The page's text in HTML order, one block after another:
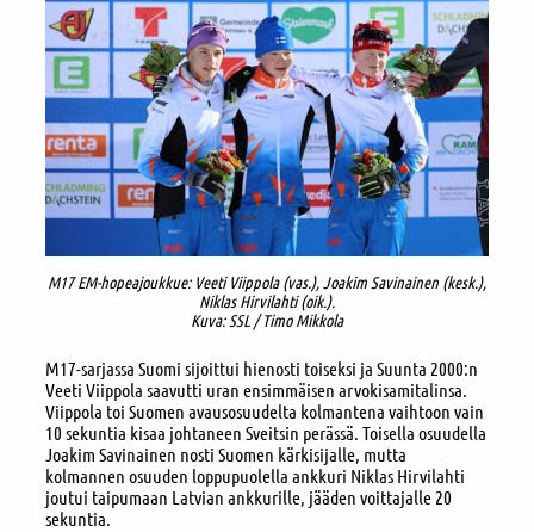
M17 EM-hopeajoukkue: Veeti Viippola (vas.), Joakim Savinainen (kesk.),
Niklas Hirvilahti (oik.).
Kuva: SSL / Timo Mikkola
M17-sarjassa Suomi sijoittui hienosti toiseksi ja Suunta 2000:n
Veeti Viippola saavutti uran ensimmäisen arvokisamitalinsa.
Viippola toi Suomen avausosuudelta kolmantena vaihtoon vain
10 sekuntia kisaa johtaneen Sveitsin perässä. Toisella osuudella
Joakim Savinainen nosti Suomen kärkisijalle, mutta
kolmannen osuuden loppupuolella ankkuri Niklas Hirvilahti
joutui taipumaan Latvian ankkurille, jääden voittajalle 20
sekuntia.